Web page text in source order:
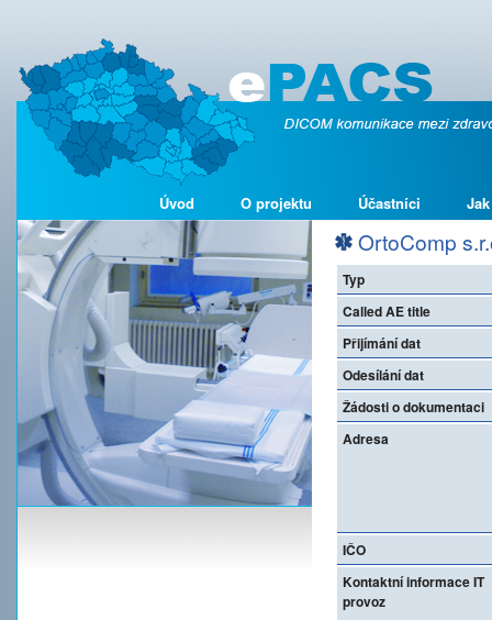
Úvod O projektu Účastníci
OrtoComp
Typ
Called AE title
Přijímání dat
Odesílání dat
Žádosti o dokumentaci
Adresa
IČO
Kontaktní informace IT
provoz